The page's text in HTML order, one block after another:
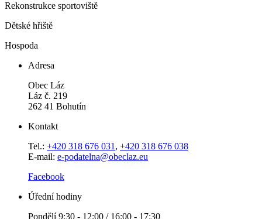
Rekonstrukce sportoviště
Dětské hřiště
Hospoda
Adresa
Obec Láz
Láz č. 219
262 41 Bohutín
Kontakt
Tel.: +420 318 676 031 , +420 318 676 038
E-mail: e-podatelna@obeclaz.eu
Facebook
Úřední hodiny
Pondělí 9:30 - 12:00 / 16:00 - 17:30